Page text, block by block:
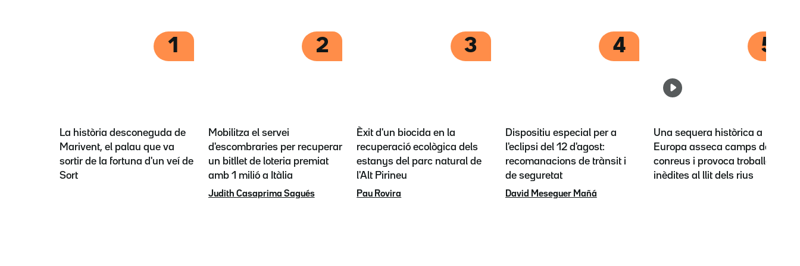
1
La història desconeguda de
Marivent, el palau que va
sortir de la fortuna d'un veí de
Sort
2
Mobilitza el servei
d'escombraries per recuperar
un bitllet de loteria premiat
amb 1 milió a Itàlia
Judith Casaprima Sagués
3
Èxit d'un biocida en la
recuperació ecològica dels
estanys del parc natural de
l'Alt Pirineu
Pau Rovira
4
Dispositiu especial per a
l'eclipsi del 12 d'agost:
recomanacions de trànsit i
de seguretat
David Meseguer Mañá
5
Una sequera històrica a
Europa asseca camps de
conreus i provoca troballes
inèdites al llit dels rius